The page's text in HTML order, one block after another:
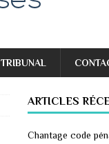
TRIBUNAL
ARTICLES
Chantage code